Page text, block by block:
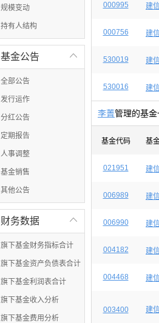
规模变动
持有人结构

基金公告
全部公告
发行运作
分红公告
定期报告
人事调整
基金销售
其他公告

财务数据
旗下基金财务指标合计
旗下基金资产负债表合计
旗下基金利润表合计
旗下基金收入分析
旗下基金费用分析
000995 建
000756 建
530019 建
530016 建
李菁管理的基金
基金代码 基
021951 建
006989 建
006990 建
004182 建
004468 建
003400 建